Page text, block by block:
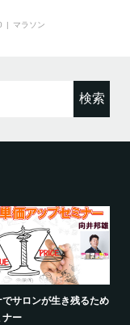
マラソン
るため
新型コロナ対策に